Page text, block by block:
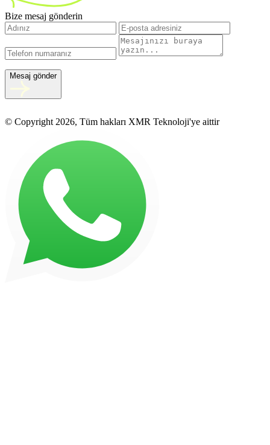
Bize mesaj gönderin
Mesaj gönder
© Copyright 2026, Tüm hakları XMR Teknoloji'ye aittir